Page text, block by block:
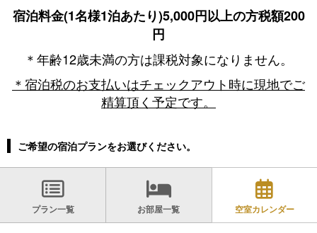
宿泊料金(1名様1泊あたり)5,000円以上の方税額200
円
＊年齢12歳未満の方は課税対象になりません。
＊宿泊税のお支払いはチェックアウト時に現地でご
精算頂く予定です。
ご希望の宿泊プランをお選びください。
プラン一覧 お部屋一覧 空室カレンダー